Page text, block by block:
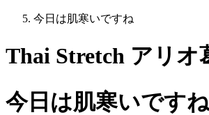
今日は肌寒いですね
Thai Stretch アリオ
今日は肌寒いですね